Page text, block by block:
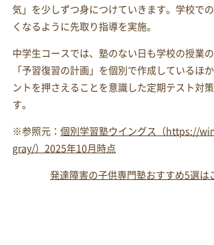
気」を少しずつ身につけていきます。学校で
くなるように先取り指導を実施。
中学生コースでは、塾のない日も学校の授業
「予習復習の計画」を個別で作成しているほ
ントを押さえることを意識した定期テスト対
す。
※参照元： 個別学習塾ウイングス（https://
gray/）2025年10月時点
発達障害の子供専門塾おすすめ5選は